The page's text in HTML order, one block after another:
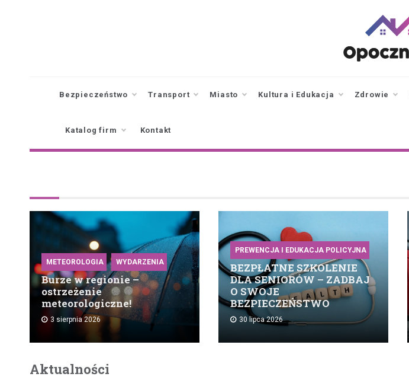
Bezpieczeństwo Transport Miasto Kultura i Edukacja Zdrowie
Katalog firm Kontakt
METEOROLOGIA WYDARZENIA
Burze w regionie –
ostrzeżenie
meteorologiczne!
3 sierpnia 2026
PREWENCJA I EDUKACJA POLICYJNA
BEZPŁATNE SZKOLENIE
DLA SENIORÓW – ZADBAJ
O SWOJE
BEZPIECZEŃSTWO
30 lipca 2026
Aktualności